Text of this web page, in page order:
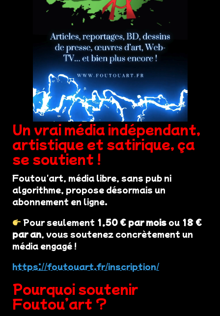
Un vrai média indépendant,
artistique et satirique, ça
se soutient !
Foutou'art, média libre, sans pub ni
algorithme, propose désormais un
abonnement en ligne.
Pour seulement 1,50 € par mois ou 18 €
par an, vous soutenez concrètement un
média engagé !
https://foutouart.fr/inscription/
Pourquoi soutenir
Foutou’art ?